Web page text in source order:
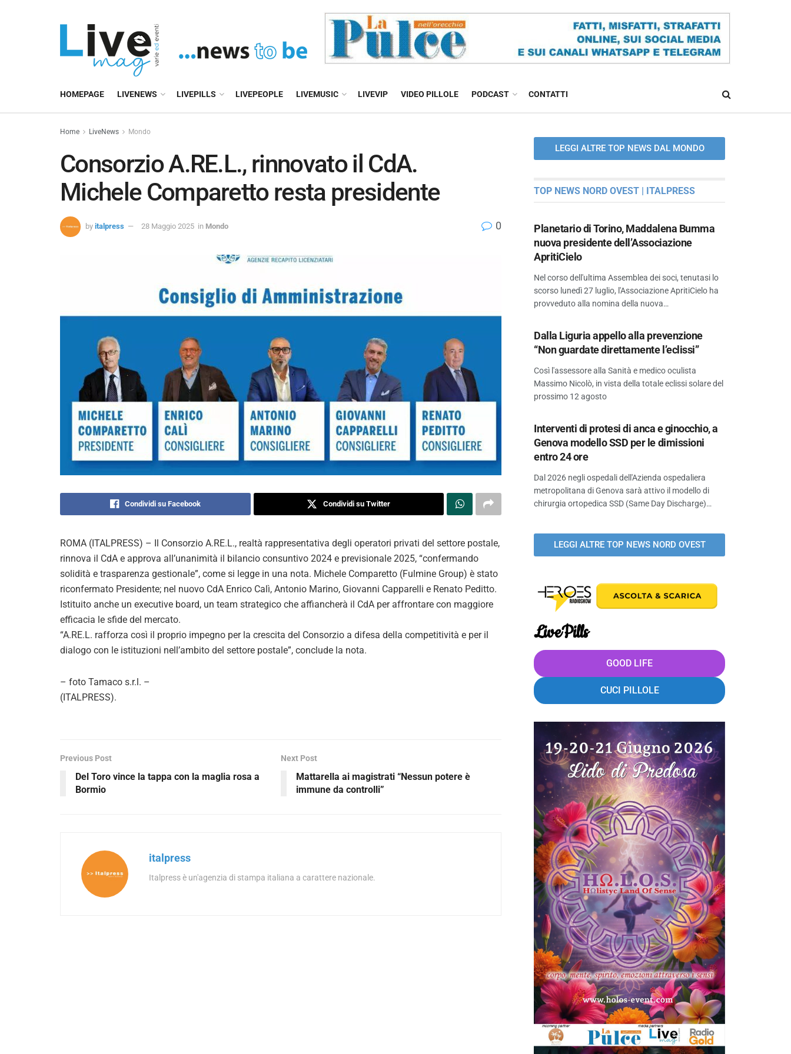
HOMEPAGE LIVENEWS LIVEPILLS LIVEPEOPLE LIVEMUSIC LIVEVIP VIDEO PILLOLE PODCAST CONTATTI
Home LiveNews Mondo
Consorzio A.RE.L., rinnovato il CdA.
Michele Comparetto resta presidente
by italpress 28 Maggio 2025 in Mondo 0
Condividi su Facebook Condividi su Twitter
ROMA (ITALPRESS) – Il Consorzio A.RE.L., realtà rappresentativa degli operatori privati del settore postale,
rinnova il CdA e approva all’unanimità il bilancio consuntivo 2024 e previsionale 2025, “confermando
solidità e trasparenza gestionale”, come si legge in una nota. Michele Comparetto (Fulmine Group) è stato
riconfermato Presidente; nel nuovo CdA Enrico Calì, Antonio Marino, Giovanni Capparelli e Renato Peditto.
Istituito anche un executive board, un team strategico che affiancherà il CdA per affrontare con maggiore
efficacia le sfide del mercato.
“A.RE.L. rafforza così il proprio impegno per la crescita del Consorzio a difesa della competitività e per il
dialogo con le istituzioni nell’ambito del settore postale”, conclude la nota.
– foto Tamaco s.r.l. –
(ITALPRESS).
Previous Post
Del Toro vince la tappa con la maglia rosa a
Bormio
Next Post
Mattarella ai magistrati “Nessun potere è
immune da controlli”
italpress
Italpress è un'agenzia di stampa italiana a carattere nazionale.
LEGGI ALTRE TOP NEWS DAL MONDO
TOP NEWS NORD OVEST | ITALPRESS
Planetario di Torino, Maddalena Bumma
nuova presidente dell’Associazione
ApritiCielo
Nel corso dell'ultima Assemblea dei soci, tenutasi lo
scorso lunedì 27 luglio, l'Associazione ApritiCielo ha
provveduto alla nomina della nuova…
Dalla Liguria appello alla prevenzione
“Non guardate direttamente l’eclissi”
Così l'assessore alla Sanità e medico oculista
Massimo Nicolò, in vista della totale eclissi solare del
prossimo 12 agosto
Interventi di protesi di anca e ginocchio, a
Genova modello SSD per le dimissioni
entro 24 ore
Dal 2026 negli ospedali dell'Azienda ospedaliera
metropolitana di Genova sarà attivo il modello di
chirurgia ortopedica SSD (Same Day Discharge)…
LEGGI ALTRE TOP NEWS NORD OVEST
LivePills
GOOD LIFE
CUCI PILLOLE